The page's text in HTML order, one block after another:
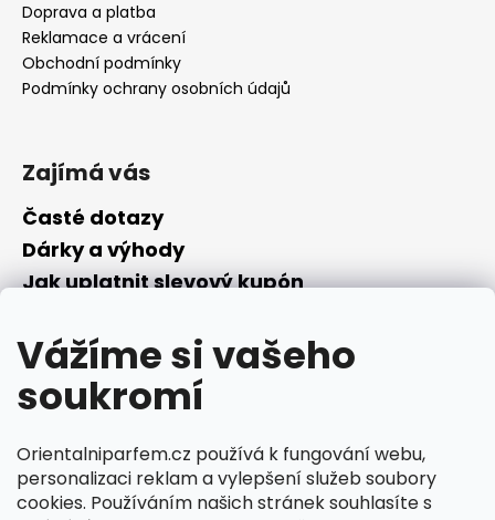
Vážíme si vašeho
soukromí
Orientalniparfem.cz používá k fungování webu,
personalizaci reklam a vylepšení služeb soubory
cookies. Používáním našich stránek souhlasíte s
Doprava a platba
Reklamace a vrácení
Obchodní podmínky
Podmínky ochrany osobních údajů
Zajímá vás
Časté dotazy
Dárky a výhody
Jak uplatnit slevový kupón
Převodník parfémů
Parfémový slovníček
Facebook